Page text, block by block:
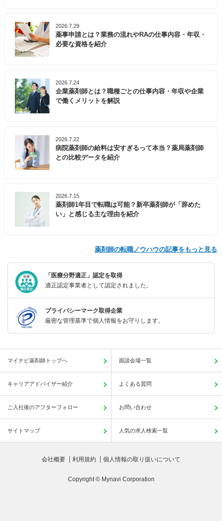
2026.7.29
薬事申請とは？業務の流れやRAの仕事内容・年収・
必要な資格を紹介
2026.7.24
企業薬剤師とは？職種ごとの仕事内容・年収や企業
で働くメリットを解説
2026.7.22
病院薬剤師の給料は安すぎるって本当？薬局薬剤師
との比較データを紹介
2026.7.15
薬剤師1年目で転職は可能？新卒薬剤師が「辞めた
い」と感じる主な理由を紹介
薬剤師の転職ノウハウの記事をもっと見る
「医療分野適正」認定を取得
適正認定事業者として認定されました。
プライバシーマーク取得企業
厳密な管理基準で個人情報をお守りします。
マイナビ薬剤師トップへ 面談会場一覧
キャリアアドバイザー紹介 よくある質問
ご入社後のアフターフォロー お問い合わせ
サイトマップ 人気の求人検索一覧
会社概要 利用規約 個人情報の取り扱いについて
Copyright © Mynavi Corporation